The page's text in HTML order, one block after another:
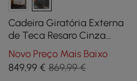
Cadeira Giratória Externa
de Teca Resaro Cinza
Escuro
Novo Preço Mais Baixo
849,99 € 869,99 €